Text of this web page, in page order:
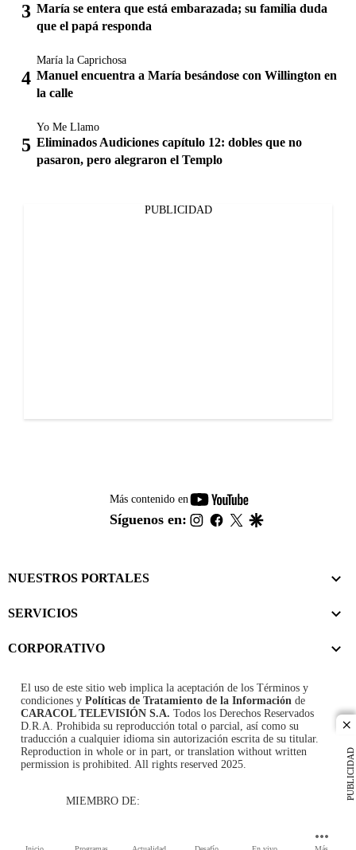
PUBLICIDAD
María se entera que está embarazada; su familia duda
que el papá responda
María la Caprichosa
Manuel encuentra a María besándose con Willington en
la calle
Yo Me Llamo
Eliminados Audiciones capítulo 12: dobles que no
pasaron, pero alegraron el Templo
PUBLICIDAD
Más contenido en
youtube-
footer
Síguenos en: instagram
facebook
twitter
NUESTROS PORTALES
SERVICIOS
CORPORATIVO
El uso de este sitio web implica la aceptación de los Términos y
condiciones y Políticas de Tratamiento de la Información de
CARACOL TELEVISIÓN S.A. Todos los Derechos Reservados
D.R.A. Prohibida su reproducción total o parcial, así como su
traducción a cualquier idioma sin autorización escrita de su titular.
Reproduction in whole or in part, or translation without written
permission is prohibited. All rights reserved 2025.
MIEMBRO DE: